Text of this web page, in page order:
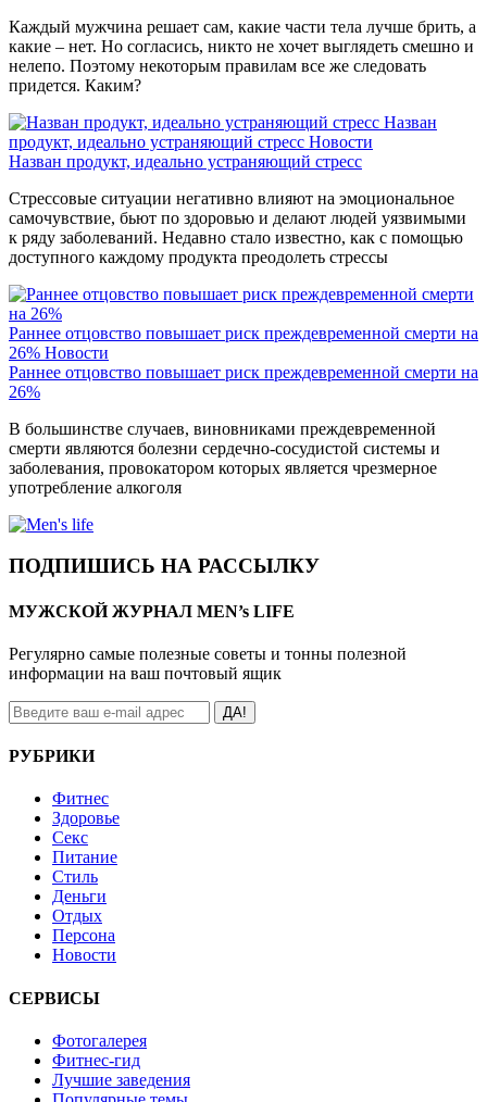
Каждый мужчина решает сам, какие части тела лучше брить, а
какие – нет. Но согласись, никто не хочет выглядеть смешно и
нелепо. Поэтому некоторым правилам все же следовать
придется. Каким?
Назван
продукт, идеально устраняющий стресс Новости
Назван продукт, идеально устраняющий стресс
Стрессовые ситуации негативно влияют на эмоциональное
самочувствие, бьют по здоровью и делают людей уязвимыми
к ряду заболеваний. Недавно стало известно, как с помощью
доступного каждому продукта преодолеть стрессы
Раннее отцовство повышает риск преждевременной смерти на
26% Новости
Раннее отцовство повышает риск преждевременной смерти на
26%
В большинстве случаев, виновниками преждевременной
смерти являются болезни сердечно-сосудистой системы и
заболевания, провокатором которых является чрезмерное
употребление алкоголя
ПОДПИШИСЬ НА РАССЫЛКУ
МУЖСКОЙ ЖУРНАЛ MEN’s LIFE
Регулярно самые полезные советы и тонны полезной
информации на ваш почтовый ящик
ДА!
РУБРИКИ
Фитнес
Здоровье
Секс
Питание
Стиль
Деньги
Отдых
Персона
Новости
СЕРВИСЫ
Фотогалерея
Фитнес-гид
Лучшие заведения